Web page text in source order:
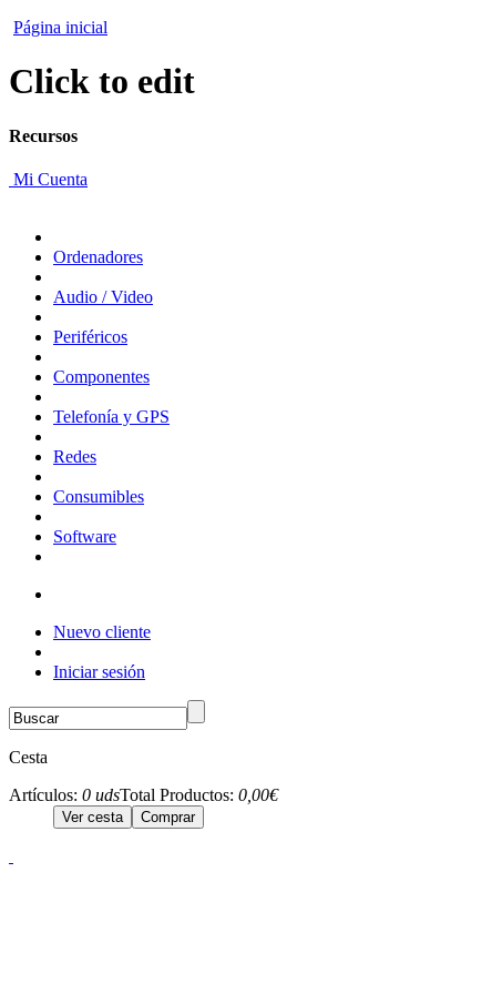
Página inicial
Click to edit
Recursos
Mi Cuenta
Ordenadores
Audio / Video
Periféricos
Componentes
Telefonía y GPS
Redes
Consumibles
Software
Nuevo cliente
Iniciar sesión
Cesta
Artículos: 0 udsTotal Productos: 0,00€